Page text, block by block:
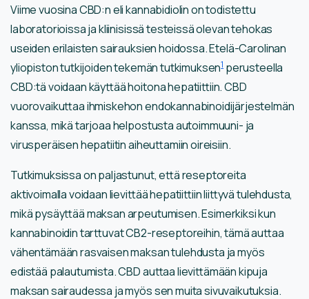
Viime vuosina CBD:n eli kannabidiolin on todistettu
laboratorioissa ja kliinisissä testeissä olevan tehokas
useiden erilaisten sairauksien hoidossa. Etelä-Carolinan
yliopiston tutkijoiden tekemän tutkimuksen1perusteella
CBD:tä voidaan käyttää hoitona hepatiittiin. CBD
vuorovaikuttaa ihmiskehon endokannabinoidijärjestelmän
kanssa, mikä tarjoaa helpostusta autoimmuuni- ja
virusperäisen hepatiitin aiheuttamiin oireisiin.
Tutkimuksissa on paljastunut, että reseptoreita
aktivoimalla voidaan lievittää hepatiittiin liittyvä tulehdusta,
mikä pysäyttää maksan arpeutumisen. Esimerkiksi kun
kannabinoidin tarttuvat CB2-reseptoreihin, tämä auttaa
vähentämään rasvaisen maksan tulehdusta ja myös
edistää palautumista. CBD auttaa lievittämään kipuja
maksan sairaudessa ja myös sen muita sivuvaikutuksia.